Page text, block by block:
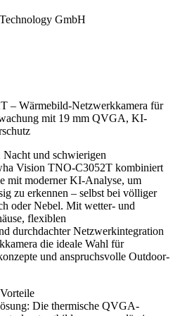
GmbH
– Wärmebild-Netzwerkkamera für
mit 19 mm QVGA, KI-
und schwierigen
Vision TNO-C3052T kombiniert
mit moderner KI-Analyse, um
zu erkennen – selbst bei völliger
oder Nebel. Mit wetter- und
flexiblen
durchdachter Netzwerkintegration
die ideale Wahl für
und anspruchsvolle Outdoor-
Die thermische QVGA-